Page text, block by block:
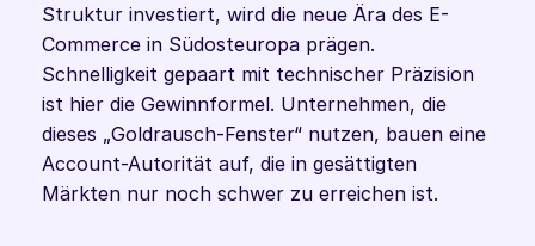
Struktur investiert, wird die neue Ära des E-
Commerce in Südosteuropa prägen.
Schnelligkeit gepaart mit technischer Präzision
ist hier die Gewinnformel. Unternehmen, die
dieses „Goldrausch-Fenster“ nutzen, bauen eine
Account-Autorität auf, die in gesättigten
Märkten nur noch schwer zu erreichen ist.